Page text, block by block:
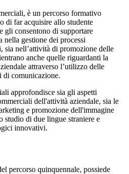
è un percorso formativo
di far acquisire allo studente
gli consentono di supportare
nella gestione dei processi
sia nell’attività di promozione delle
anche quelle riguardanti la
attraverso l’utilizzo delle
di comunicazione.
approfondisce sia gli aspetti
dell'attività aziendale, sia le
e promozione dell'immagine
studio di due lingue straniere e
innovativi.
percorso quinquennale, possiede